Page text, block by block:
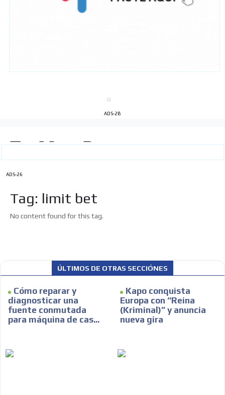
ADS-2B
ADS-26
Tag: limit bet
No content found for this tag.
ÚLTIMOS DE OTRAS SECCIÓNES
Cómo reparar y
diagnosticar una
fuente conmutada
para máquina de cas...
Kapo conquista
Europa con “Reina
(Kriminal)” y anuncia
nueva gira